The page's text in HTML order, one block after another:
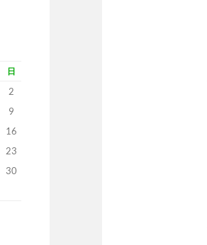
日
2
9
16
23
30